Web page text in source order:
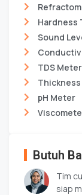
Hardness
Sound
TDS Meter
pH Meter
Butuh
Tim
siap